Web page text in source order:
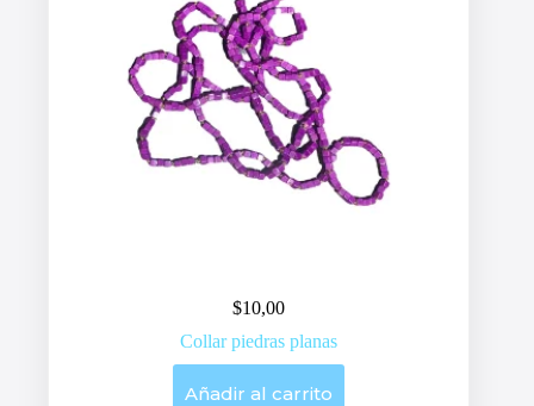
$10,00
Collar piedras planas
Añadir al carrito